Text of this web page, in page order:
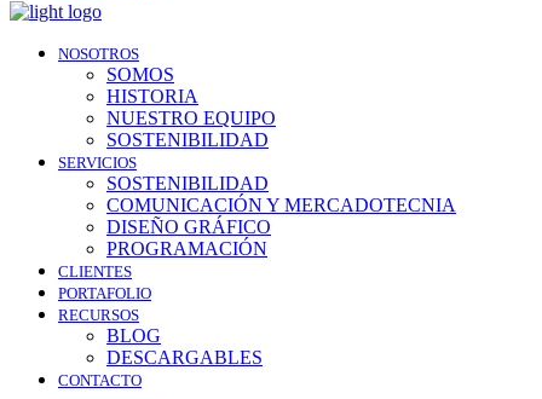
NOSOTROS
SOMOS
HISTORIA
NUESTRO EQUIPO
SOSTENIBILIDAD
SERVICIOS
SOSTENIBILIDAD
COMUNICACIÓN Y MERCADOTECNIA
DISEÑO GRÁFICO
PROGRAMACIÓN
CLIENTES
PORTAFOLIO
RECURSOS
BLOG
DESCARGABLES
CONTACTO